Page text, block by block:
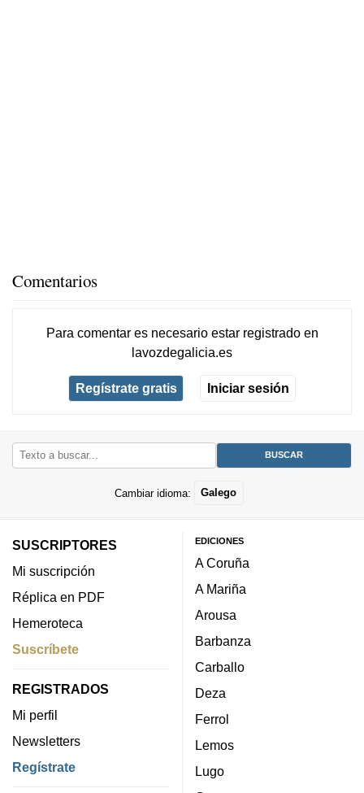
Comentarios
Para comentar es necesario estar registradoen
lavozdegalicia.es
Regístrate gratis Iniciar sesión
Cambiar idioma: Galego
SUSCRIPTORES
Mi suscripción
Réplica en PDF
Hemeroteca
Suscríbete
REGISTRADOS
Mi perfil
Newsletters
Regístrate
EDICIONES
A Coruña
A Mariña
Arousa
Barbanza
Carballo
Deza
Ferrol
Lemos
Lugo